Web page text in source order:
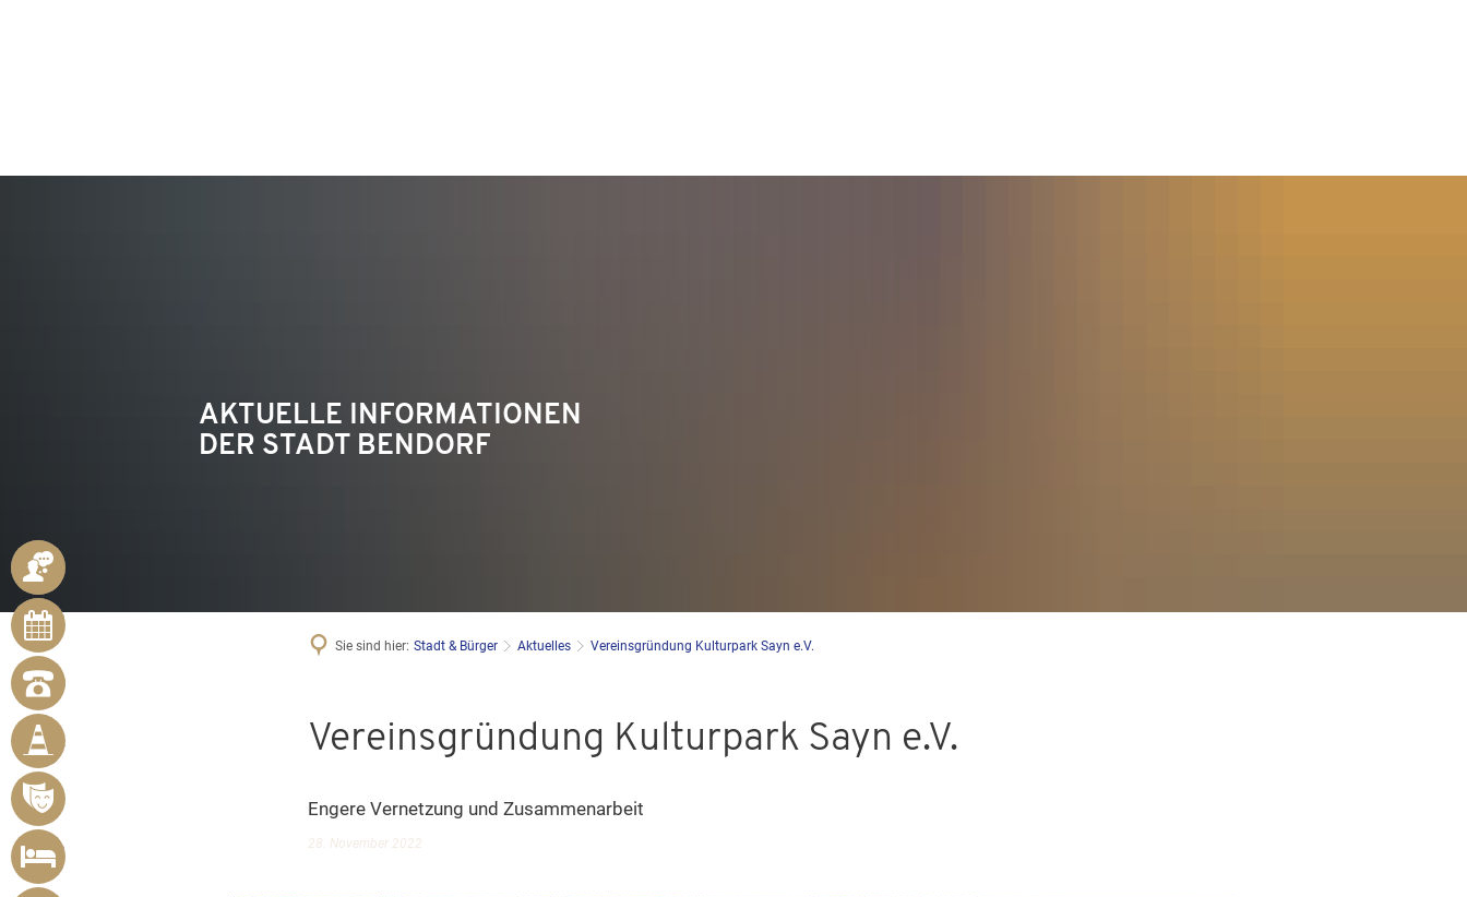
AKTUELLE INFORMATIONEN
DER STADT BENDORF
ANSPRECHPARTNER
ONLINE-
TERMINE
NOTRUFNUMMERN
BÜRGER
MELDEN
MÄNGEL
VERANSTALTUNGSÜBERSICHT
UNTERKUNFT
SUCHEN
Sie sind hier: Stadt & Bürger Aktuelles Vereinsgründung Kulturpark Sayn e.V.
Vereinsgründung Kulturpark Sayn e.V.
Engere Vernetzung und Zusammenarbeit
28. November 2022